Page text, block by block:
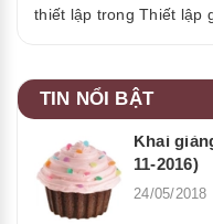
thiết lập trong Thiết lập
TIN NỔI BẬT
Khai
11-2016)
24/05/2018